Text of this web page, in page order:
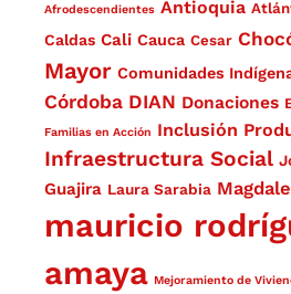
Afrodescendientes Antioquia
Caldas Cali Cauca Cesar
Mayor Comunidades
Córdoba DIAN Donaciones
Familias en Acción Inclusión
Infraestructura Social
Guajira Laura Sarabia
mauricio
amaya Mejoramiento de